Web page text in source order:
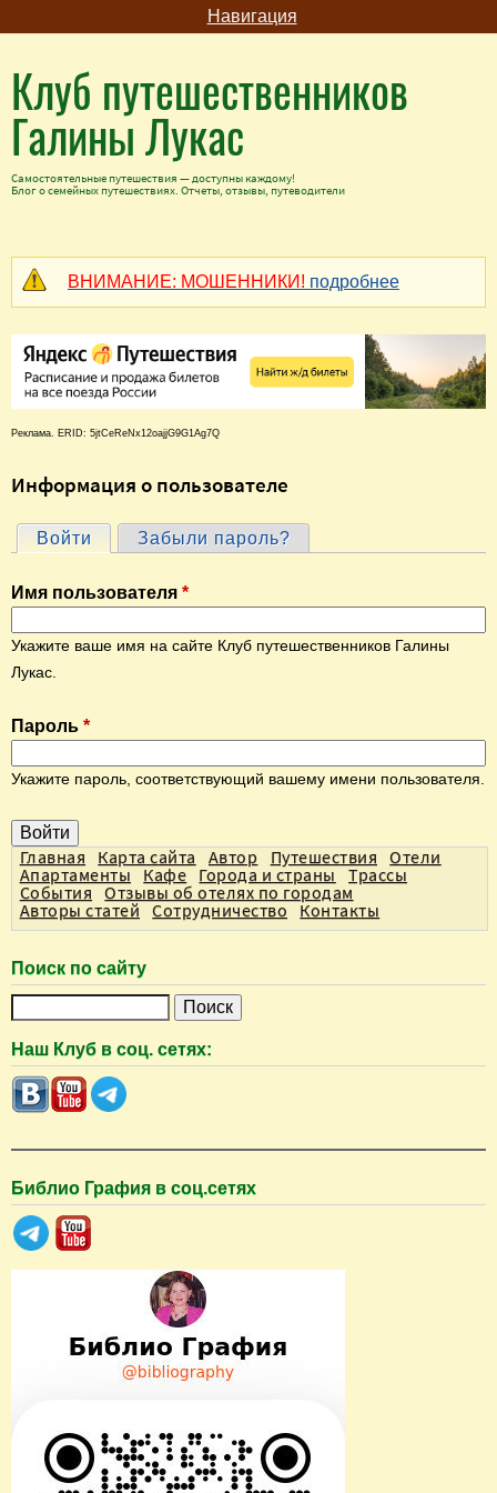
Навигация
Клуб путешественников
Галины Лукас
Самостоятельные путешествия — доступны каждому!
Блог о семейных путешествиях. Отчеты, отзывы, путеводители
ВНИМАНИЕ: МОШЕННИКИ! подробнее
Реклама. ERID: 5jtCeReNx12oajjG9G1Ag7Q
Информация о пользователе
Г
л
а
в
н
е
в
л
а
д
к
и
Войти (активная вкладка)
Забыли пароль?
Имя пользователя *
Укажите ваше имя на сайте Клуб путешественников Галины
Лукас.
Пароль *
Укажите пароль, соответствующий вашему имени пользователя.
Главная Карта сайта Автор Путешествия
Отели
Апартаменты
Кафе Города и страны
Трассы
События
Отзывы об отелях по городам
Авторы статей
Сотрудничество Контакты
Поиск по сайту
и
с
к
Наш Клуб в соц. сетях:
Библио Графия в соц.сетях